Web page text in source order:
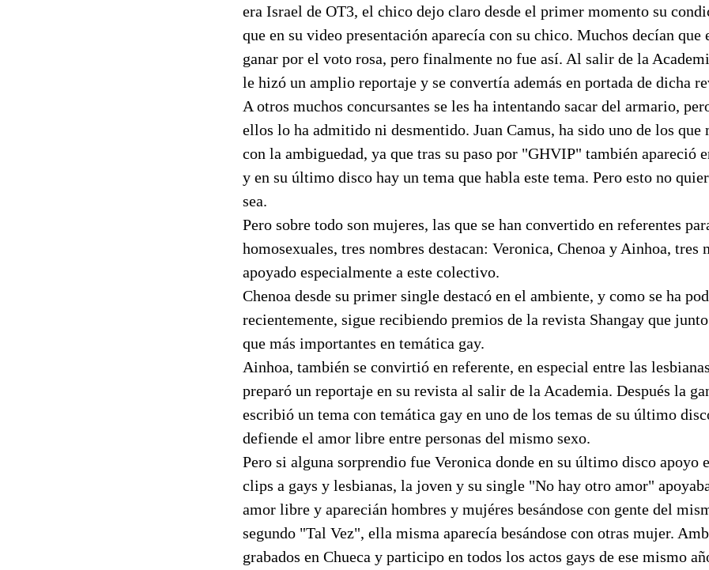
era Israel de OT3, el chico dejo claro desde el primer momento su
que en su video presentación aparecía con su chico. Muchos decían que
ganar por el voto rosa, pero finalmente no fue así. Al salir de la
le hizó un amplio reportaje y se convertía además en portada de dicha
A otros muchos concursantes se les ha intentando sacar del armario,
ellos lo ha admitido ni desmentido. Juan Camus, ha sido uno de los que
con la ambiguedad, ya que tras su paso por "GHVIP" también apareció
y en su último disco hay un tema que habla este tema. Pero esto no
sea.
Pero sobre todo son mujeres, las que se han convertido en referentes
homosexuales, tres nombres destacan: Veronica, Chenoa y Ainhoa, tres
apoyado especialmente a este colectivo.
Chenoa desde su primer single destacó en el ambiente, y como se ha
recientemente, sigue recibiendo premios de la revista Shangay que
que más importantes en temática gay.
Ainhoa, también se convirtió en referente, en especial entre las
preparó un reportaje en su revista al salir de la Academia. Después la
escribió un tema con temática gay en uno de los temas de su último
defiende el amor libre entre personas del mismo sexo.
Pero si alguna sorprendio fue Veronica donde en su último disco apoyo
clips a gays y lesbianas, la joven y su single "No hay otro amor"
amor libre y aparecián hombres y mujéres besándose con gente del
segundo "Tal Vez", ella misma aparecía besándose con otras mujer.
grabados en Chueca y participo en todos los actos gays de ese mismo